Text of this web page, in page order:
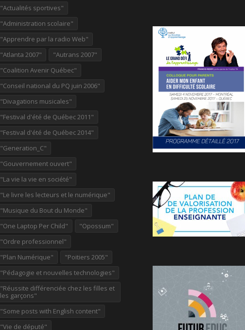
"Actualités sportives"
"Administration scolaire"
"Apprendre par la radio Web"
"Atlanta 2007"
"Autrans 2007"
"Coalition Avenir Québec"
"Conseil national du PQ juin 2006"
"Divagations musicales"
"Festival d'été de Québec 2011"
"Festival d'été de Québec 2014"
"Generation_C"
"Gouvernement ouvert"
"La vie la vie en société"
"Le livre les lecteurs et le numérique"
"Musique du Bout du Monde"
"One Laptop Per Child"
"Opossum"
"Ordre professionnel"
"Plan Numérique"
"Poitiers 2005"
"Pédagogie et nouvelles technologies"
"Réussite différenciée chez les filles et
les garçons"
"Some posts with English content"
"Vie de député"